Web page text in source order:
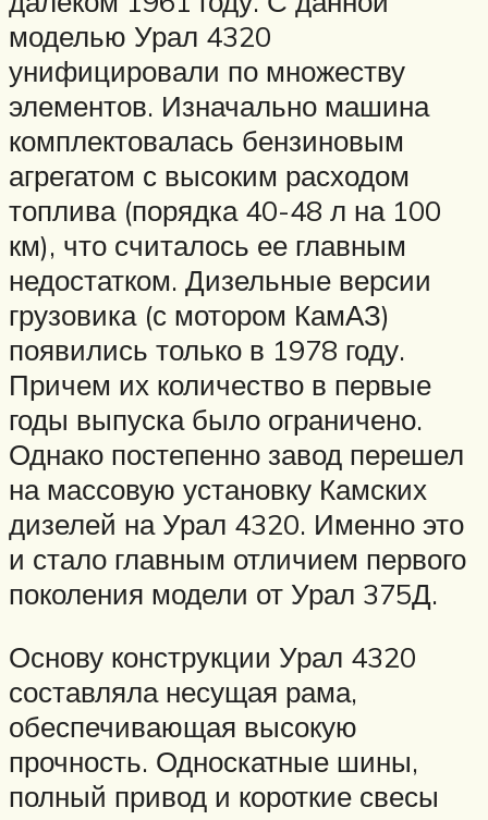
моделью Урал 4320
унифицировали по множеству
элементов. Изначально машина
комплектовалась бензиновым
агрегатом с высоким расходом
топлива (порядка 40-48 л на 100
км), что считалось ее главным
недостатком. Дизельные версии
грузовика (с мотором КамАЗ)
появились только в 1978 году.
Причем их количество в первые
годы выпуска было ограничено.
Однако постепенно завод перешел
на массовую установку Камских
дизелей на Урал 4320. Именно это
и стало главным отличием первого
поколения модели от Урал 375Д.
Основу конструкции Урал 4320
составляла несущая рама,
обеспечивающая высокую
прочность. Односкатные шины,
полный привод и короткие свесы